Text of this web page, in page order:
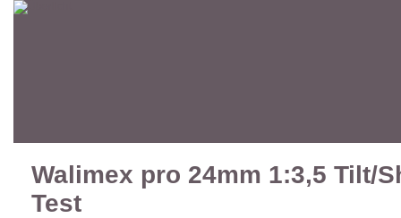
Walimex pro 24mm 1:3,5 Tilt/
Test